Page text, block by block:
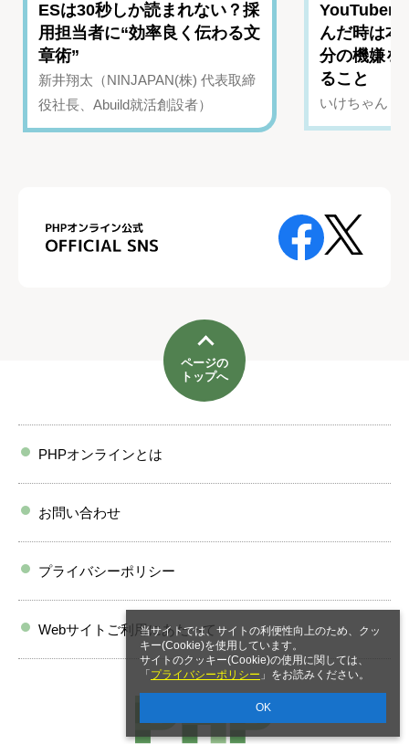
当サイトでは、サイトの利便性向上のため、クッ
キー(Cookie)を使用しています。
サイトのクッキー(Cookie)の使用に関しては、
「 プライバシーポリシー 」をお読みください。
OK
ESは30秒しか読まれない？採
用担当者に“効率良く伝わる文
章術”
新井翔太（NINJAPAN(株) 代表取締
役社長、Abuild就活創設者）
YouTuber
んだ時は
分の機嫌を
ること
いけちゃん（
ページの
トップへ
PHPオンラインとは
お問い合わせ
プライバシーポリシー
Webサイトご利用にあたって